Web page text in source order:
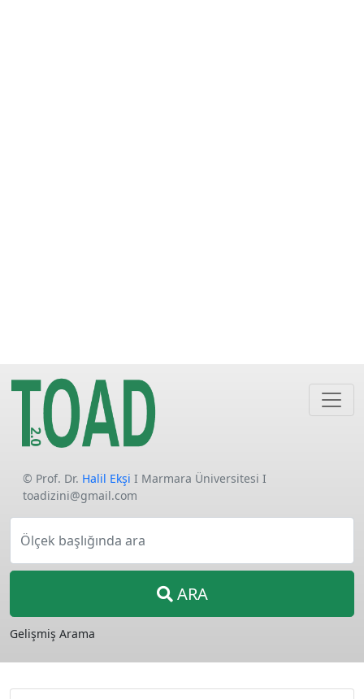
© Prof. Dr. Halil Ekşi I Marmara Üniversitesi I
toadizini@gmail.com
Ölçek başlığında ara
ARA
Gelişmiş Arama